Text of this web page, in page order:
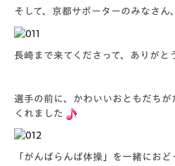
そして、京都サポーターのみなさん、
長崎まで来てくださって、ありがと
選手の前に、かわいいおともだちが
くれました
「がんばらんば体操」を一緒におど